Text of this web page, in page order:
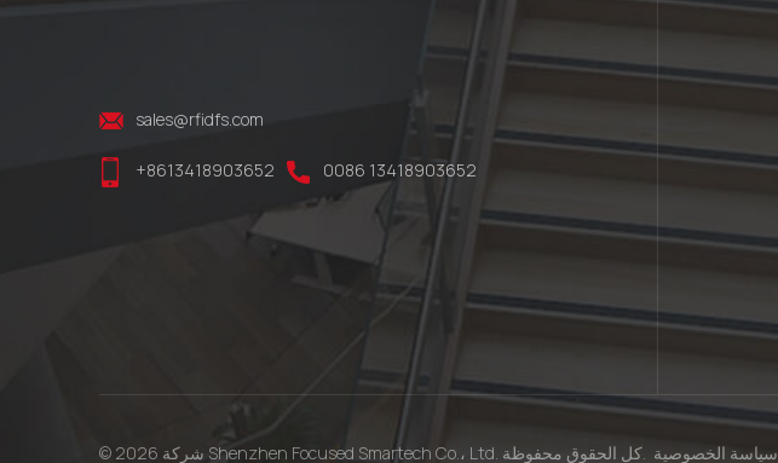
sales@rfidfs.com
+8613418903652 0086 13418903652
© 2026 شركة Shenzhen Focused Smartech Co.، Ltd. كل الحقوق محفوظة. سياسة الخصوصية